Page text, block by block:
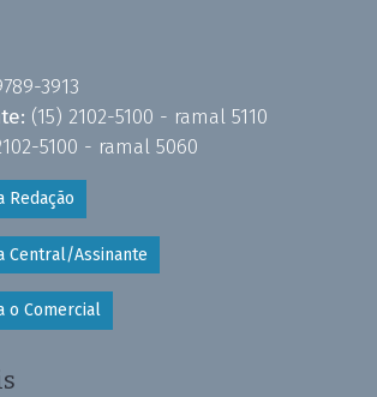
3913
(15) 2102-5100 - ramal 5110
5100 - ramal 5060
Redação
Central/Assinante
o Comercial